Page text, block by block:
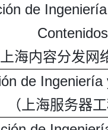
de
上海内容分发网
de
（上海服务器